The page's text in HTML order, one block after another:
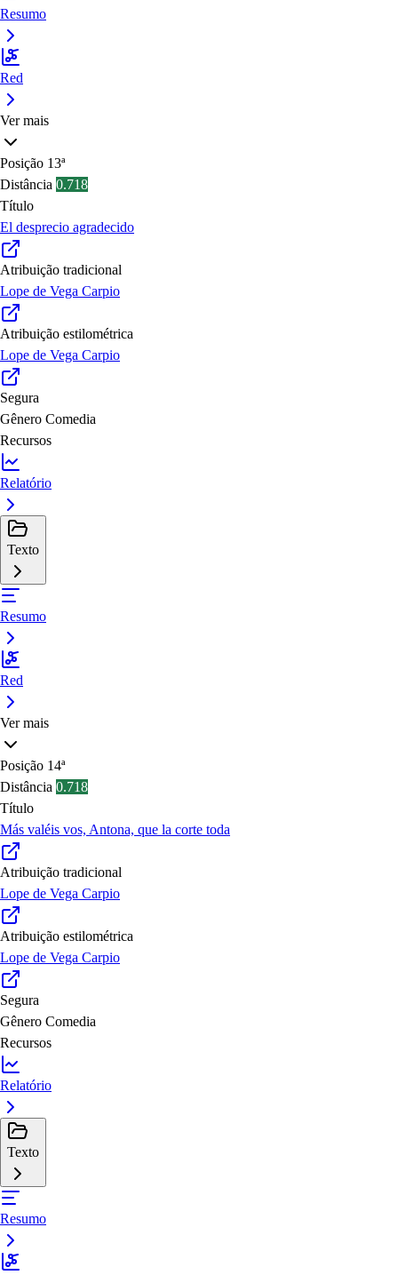
Resumo
Red
Ver mais
Posição 13ª
Distância 0.718
Título
El desprecio agradecido
Atribuição tradicional
Lope de Vega Carpio
Atribuição estilométrica
Lope de Vega Carpio
Segura
Gênero Comedia
Recursos
Relatório
Texto
Resumo
Red
Ver mais
Posição 14ª
Distância 0.718
Título
Más valéis vos, Antona, que la corte toda
Atribuição tradicional
Lope de Vega Carpio
Atribuição estilométrica
Lope de Vega Carpio
Segura
Gênero Comedia
Recursos
Relatório
Texto
Resumo